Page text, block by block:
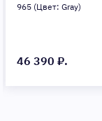
965 (Цвет: Gray)
46 390 ₽.